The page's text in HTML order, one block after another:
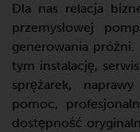
Dla nas relacja
przemysłowej
generowania próżni.
tym instalację,
sprężarek,
pomoc,
dostępność